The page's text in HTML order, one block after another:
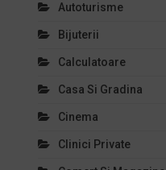
Autoturisme
Bijuterii
Calculatoare
Casa Si Gradina
Cinema
Clinici Private